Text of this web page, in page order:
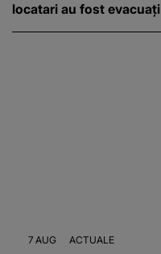
locatari au fost evacuați
7 AUG ACTUALE